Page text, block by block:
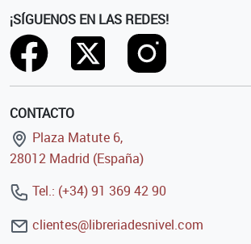
¡SÍGUENOS EN LAS REDES!
CONTACTO
Plaza Matute 6,
28012 Madrid (España)
Tel.: (+34) 91 369 42 90
clientes@libreriadesnivel.com